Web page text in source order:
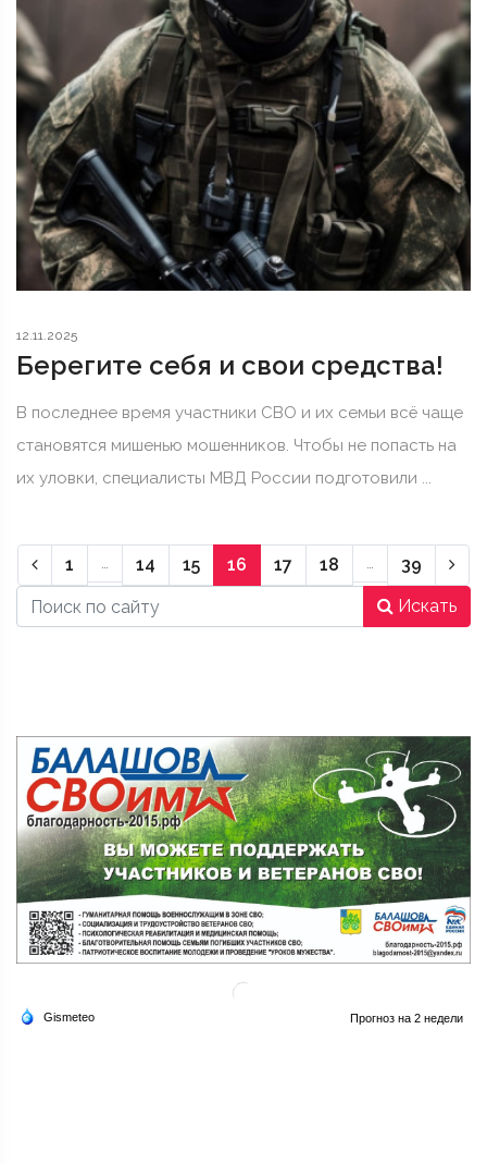
12.11.2025
Берегите себя и свои средства!
В последнее время участники СВО и их семьи всё чаще
становятся мишенью мошенников. Чтобы не попасть на
их уловки, специалисты МВД России подготовили ...
Предыдущая страница
1 … 14 15 16 17 18 … 39
Искать